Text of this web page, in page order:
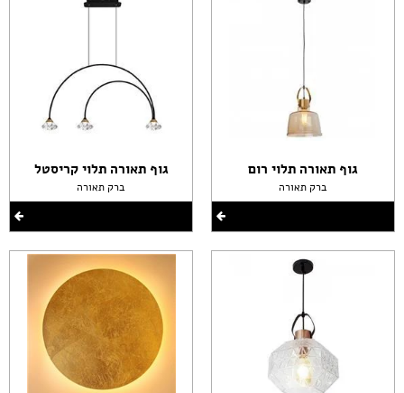
גוף תאורה תלוי רום
ברק תאורה
גוף תאורה תלוי קריסטל
ברק תאורה